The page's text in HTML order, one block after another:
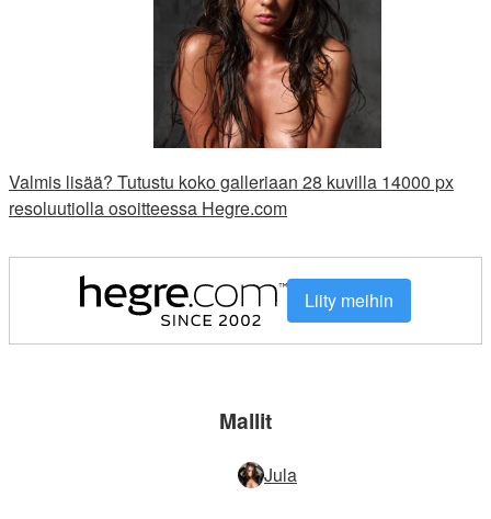
Valmis lisää? Tutustu koko galleriaan 28 kuvilla 14000 px
resoluutiolla osoitteessa Hegre.com
Liity meihin
Mallit
Jula